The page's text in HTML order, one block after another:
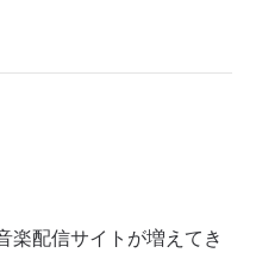
配信サイトが増えてき